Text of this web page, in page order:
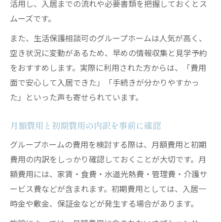
活用し、入居までの流れや必要書類を把握しておくとス
ムーズです。
また、生活保護相談可のグループホームは人気が高く、
空き状況に変動があるため、早めの情報収集と見学予約
をおすすめします。実際に利用された方からは、「費用
面で安心して入居できた」「手続きが分かりやすかっ
た」といった声も寄せられています。
月額費用と初期費用の内訳を事前に確認
グループホームの費用を検討する際は、月額費用と初期
費用の内訳をしっかり確認しておくことが大切です。月
額費用には、家賃・食費・水道光熱費・管理費・介護サ
ービス費などが含まれます。初期費用としては、入居一
時金や敷金、保証金などが発生する場合があります。